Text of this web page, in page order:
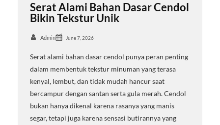
Serat Alami Bahan Dasar Cendol
Bikin Tekstur Unik
Admin June 7, 2026
Serat alami bahan dasar cendol punya peran penting
dalam membentuk tekstur minuman yang terasa
kenyal, lembut, dan tidak mudah hancur saat
bercampur dengan santan serta gula merah. Cendol
bukan hanya dikenal karena rasanya yang manis
segar, tetapi juga karena sensasi butirannya yang